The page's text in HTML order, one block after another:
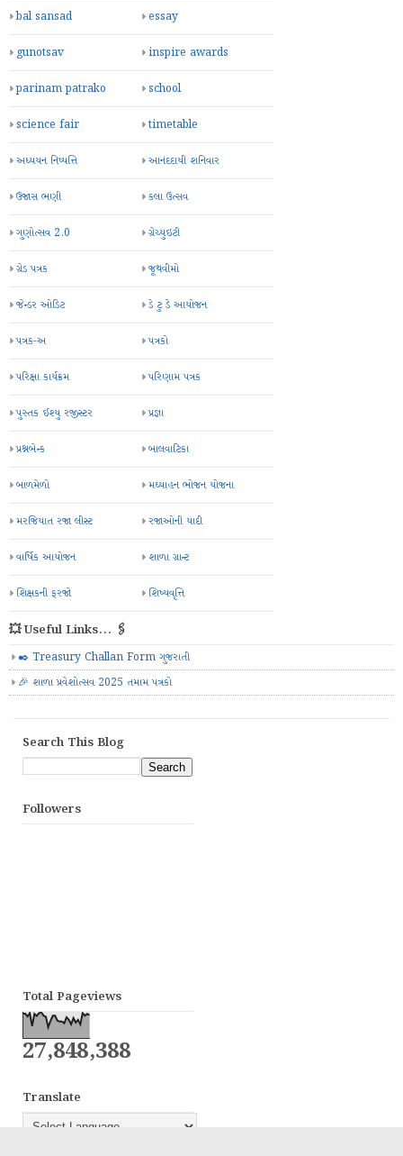
bal sansad essay
gunotsav inspire awards
parinam patrako school
science fair timetable
અધ્યયન નિષ્પત્તિ આનંદદાયી શનિવાર
ઉજાસ ભણી કલા ઉત્સવ
ગુણોત્સવ 2.0 ગ્રેચ્યુઇટી
ગ્રેડ પત્રક જૂથવીમો
જેન્ડર ઓડિટ ડે ટુ ડે આયોજન
પત્રક-અ પત્રકો
પરિક્ષા કાર્યક્રમ પરિણામ પત્રક
પુસ્તક ઈશ્યુ રજીસ્ટર પ્રજ્ઞા
પ્રશ્નબેન્ક બાલવાટિકા
બાળમેળો મઘ્યાહન ભોજન યોજના
મરજિયાત રજા લીસ્ટ રજાઓની યાદી
વાર્ષિક આયોજન શાળા ગ્રાન્ટ
શિક્ષકની ફરજો શિષ્યવૃત્તિ
💥 Useful Links... 🖇️
✒️ Treasury Challan Form ગુજરાતી
🎉 શાળા પ્રવેશોત્સવ 2025 તમામ પત્રકો
Search This Blog
Followers
Total Pageviews
27,848,388
Translate